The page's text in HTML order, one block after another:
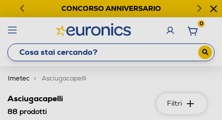
CONCORSO ANNIVERSARIO
0
Imetec Asciugacapelli
Filtri
Asciugacapelli
88 prodotti